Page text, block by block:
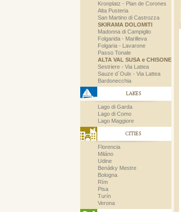
Kronplatz - Plan de Corones
Alta Pusteria
San Martino di Castrozza
SKIRAMA DOLOMITI
Madonna di Campiglio
Folgarida - Marilleva
Folgaria - Lavarone
Passo Tonale
ALTA VAL SUSA e CHISONE
Sestriere - Via Lattea
Sauze d´Oulx - Via Lattea
Bardonecchia
LAKES
Lago di Garda
Lago di Como
Lago Maggiore
CITIES
Florencia
Miláno
Udine
Benátky Mestre
Bologna
Rím
Pisa
Turín
Verona